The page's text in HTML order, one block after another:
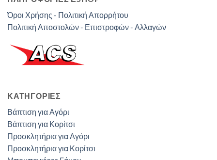
Όροι Χρήσης - Πολιτική Απορρήτου
Πολιτική Αποστολών - Επιστροφών - Αλλαγών
ΚΑΤΗΓΟΡΊΕΣ
Βάπτιση για Αγόρι
Βάπτιση για Κορίτσι
Προσκλητήρια για Αγόρι
Προσκλητήρια για Κορίτσι